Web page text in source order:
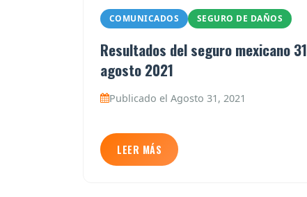
COMUNICADOS SEGURO DE DAÑOS
Resultados del seguro mexicano 31
agosto 2021
Publicado el Agosto 31, 2021
LEER MÁS